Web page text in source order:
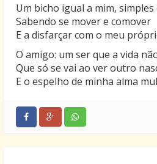
Um bicho igual a mim,
Sabendo se mover e comover
E a disfarçar com o meu
O amigo: um ser que a vida
Que só se vai ao ver outro
E o espelho de minha alma